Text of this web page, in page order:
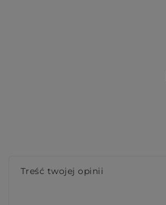
Treść twojej opinii